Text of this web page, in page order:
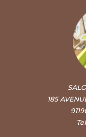
185